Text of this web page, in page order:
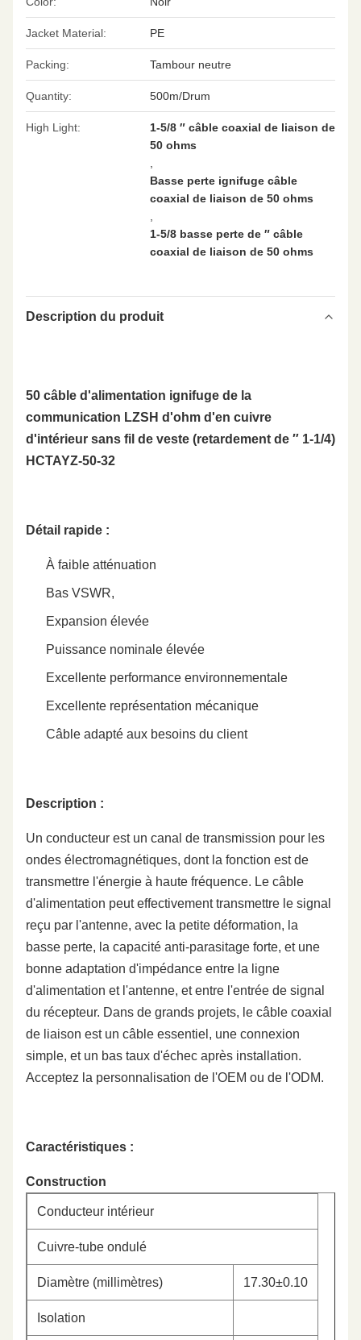
Jacket Material: PE
Packing: Tambour neutre
Quantity: 500m/Drum
High Light:
1-5/8 ″ câble coaxial de liaison de
50 ohms
Basse perte ignifuge câble
coaxial de liaison de 50 ohms
1-5/8 basse perte de ″ câble
coaxial de liaison de 50 ohms
Description du produit
50 câble d'alimentation ignifuge de la
communication LZSH d'ohm d'en cuivre
d'intérieur sans fil de veste (retardement de ″ 1-1/4)
HCTAYZ-50-32
Détail rapide :
À faible atténuation
Bas VSWR,
Expansion élevée
Puissance nominale élevée
Excellente performance environnementale
Excellente représentation mécanique
Câble adapté aux besoins du client
Description :
Un conducteur est un canal de transmission pour les
ondes électromagnétiques, dont la fonction est de
transmettre l'énergie à haute fréquence. Le câble
d'alimentation peut effectivement transmettre le signal
reçu par l'antenne, avec la petite déformation, la
basse perte, la capacité anti-parasitage forte, et une
bonne adaptation d'impédance entre la ligne
d'alimentation et l'antenne, et entre l'entrée de signal
du récepteur. Dans de grands projets, le câble coaxial
de liaison est un câble essentiel, une connexion
simple, et un bas taux d'échec après installation.
Acceptez la personnalisation de l'OEM ou de l'ODM.
Caractéristiques :
Construction
Conducteur intérieur
Cuivre-tube ondulé
Diamètre (millimètres) 17.30±0.10
Isolation